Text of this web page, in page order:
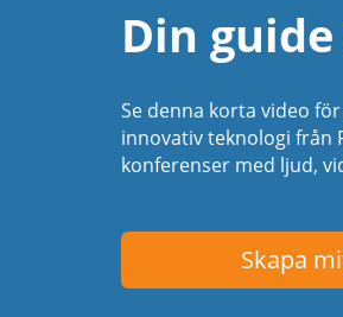
Din
Se denna korta video
innovativ teknologi från
konferenser med ljud,
Skapa